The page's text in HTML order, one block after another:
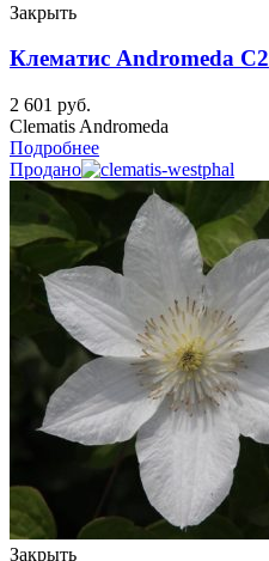
Закрыть
Клематис Andromeda C2
2 601 руб.
Clematis Andromeda
Подробнее
Продано
Закрыть